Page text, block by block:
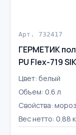
Арт. 732417
ГЕРМЕТИК
PU Flex-719
Цвет: белый
Объем: 0.6 л
Свойства:
Вес нетто: 0.88